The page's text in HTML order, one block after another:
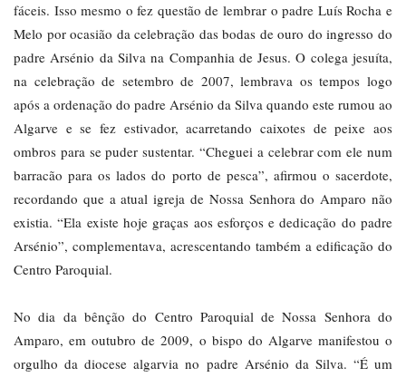
fáceis. Isso mesmo o fez questão de lembrar o padre Luís Rocha e
Melo por ocasião da celebração das bodas de ouro do ingresso do
padre Arsénio da Silva na Companhia de Jesus. O colega jesuíta,
na celebração de setembro de 2007, lembrava os tempos logo
após a ordenação do padre Arsénio da Silva quando este rumou ao
Algarve e se fez estivador, acarretando caixotes de peixe aos
ombros para se puder sustentar. “Cheguei a celebrar com ele num
barracão para os lados do porto de pesca”, afirmou o sacerdote,
recordando que a atual igreja de Nossa Senhora do Amparo não
existia. “Ela existe hoje graças aos esforços e dedicação do padre
Arsénio”, complementava, acrescentando também a edificação do
Centro Paroquial.
No dia da bênção do Centro Paroquial de Nossa Senhora do
Amparo, em outubro de 2009, o bispo do Algarve manifestou o
orgulho da diocese algarvia no padre Arsénio da Silva. “É um